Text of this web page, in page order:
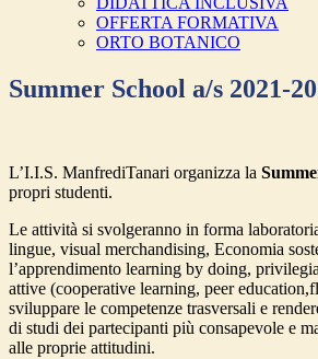
OFFERTA FORMATIVA
ORTO BOTANICO
Summer School a/s 2021-
L’I.I.S. ManfrediTanari organizza la
propri studenti.
Le attività si svolgeranno in forma
lingue, visual merchandising, Economia
l’apprendimento learning by doing,
attive (cooperative learning, peer
sviluppare le competenze trasversali e
di studi dei partecipanti più consapevole e
alle proprie attitudini.